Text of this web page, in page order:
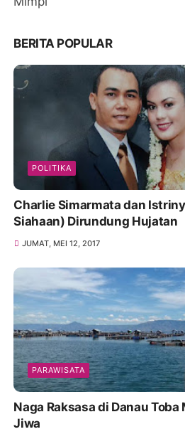
BERITA POPULAR
POLITIKA
Charlie Simarmata dan
Siahaan) Dirundung Hujatan
JUMAT, MEI 12, 2017
PARAWISATA
Naga Raksasa di Danau Toba
Jiwa